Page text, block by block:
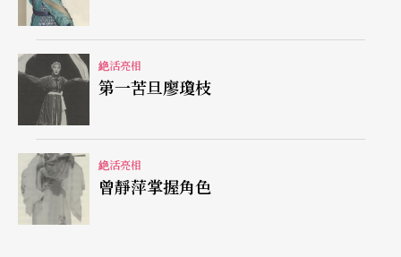
絶活亮相
第一苦旦廖瓊枝
絶活亮相
曾靜萍掌握角色